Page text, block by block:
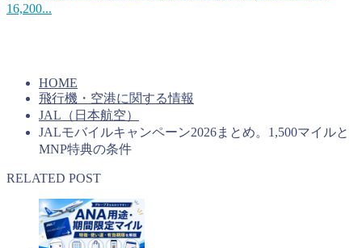
16,200...
HOME
飛行機・空港に関する情報
JAL（日本航空）
JALモバイルキャンペーン2026まとめ。1,500マイルと
MNP特典の条件
RELATED POST